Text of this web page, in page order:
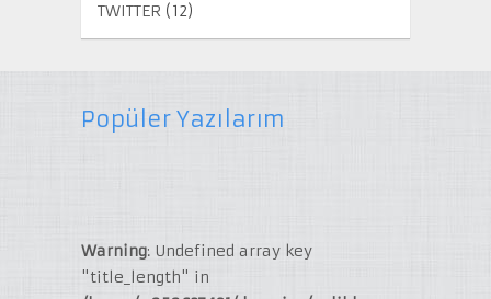
TWITTER (12)
Popüler Yazılarım
Warning: Undefined array key
"title_length" in